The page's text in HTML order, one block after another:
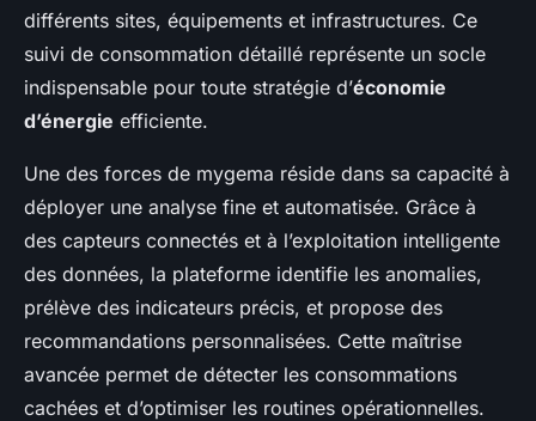
différents sites, équipements et infrastructures. Ce
suivi de consommation détaillé représente un socle
indispensable pour toute stratégie d’économie
d’énergie efficiente.
Une des forces de mygema réside dans sa capacité à
déployer une analyse fine et automatisée. Grâce à
des capteurs connectés et à l’exploitation intelligente
des données, la plateforme identifie les anomalies,
prélève des indicateurs précis, et propose des
recommandations personnalisées. Cette maîtrise
avancée permet de détecter les consommations
cachées et d’optimiser les routines opérationnelles.